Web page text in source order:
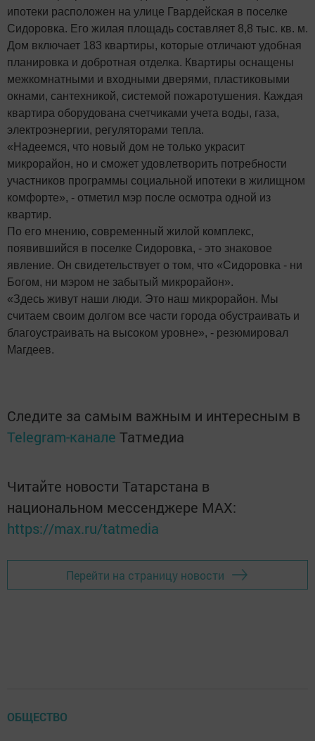
ипотеки расположен на улице Гвардейская в поселке
Сидоровка. Его жилая площадь составляет 8,8 тыс. кв. м.
Дом включает 183 квартиры, которые отличают удобная
планировка и добротная отделка. Квартиры оснащены
межкомнатными и входными дверями, пластиковыми
окнами, сантехникой, системой пожаротушения. Каждая
квартира оборудована счетчиками учета воды, газа,
электроэнергии, регуляторами тепла.
«Надеемся, что новый дом не только украсит
микрорайон, но и сможет удовлетворить потребности
участников программы социальной ипотеки в жилищном
комфорте», - отметил мэр после осмотра одной из
квартир.
По его мнению, современный жилой комплекс,
появившийся в поселке Сидоровка, - это знаковое
явление. Он свидетельствует о том, что «Сидоровка - ни
Богом, ни мэром не забытый микрорайон».
«Здесь живут наши люди. Это наш микрорайон. Мы
считаем своим долгом все части города обустраивать и
благоустраивать на высоком уровне», - резюмировал
Магдеев.
Следите за самым важным и интересным в
Telegram-канале Татмедиа
Читайте новости Татарстана в
национальном мессенджере MАХ:
https://max.ru/tatmedia
Перейти на страницу новости
ОБЩЕСТВО